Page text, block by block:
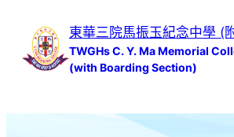
容
東華三院馬振玉紀念中學 (
TWGHs C. Y. Ma Memorial
(with Boarding Section)